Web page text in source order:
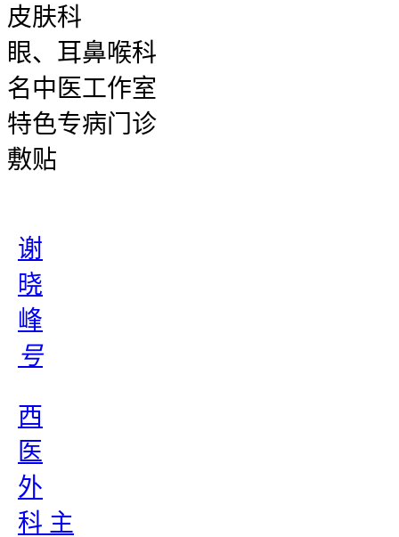
皮肤科
眼、耳鼻喉科
名中医工作室
特色专病门诊
敷贴
谢
晓
峰
号
西
医
外
科 主